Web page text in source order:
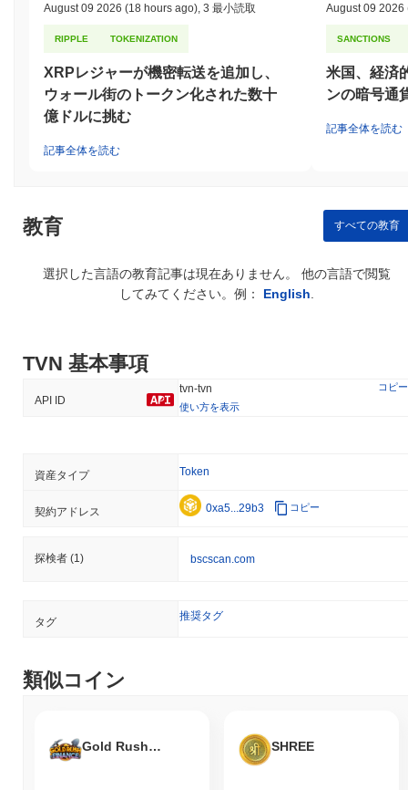
August 09 2026 (18 hours ago) 3 最小読取
RIPPLE TOKENIZATION
XRPレジャーが機密転送を追加し、
ウォール街のトークン化された数十
億ドルに挑む
記事全体を読む
August 09 2026
SANCTIONS
米国、経済
ンの暗号通
記事全体を読む
教育 すべての教育
選択した言語の教育記事は現在ありません。 他の言語で閲覧
してみてください。例： English
TVN 基本事項
API ID
tvn-tvn
コピー
使い方を表示
資産タイプ Token
契約アドレス 0xa5...29b3 コピー
探検者 (1) bscscan.com
タグ 推奨タグ
類似コイン
Gold Rush Finance SHREE